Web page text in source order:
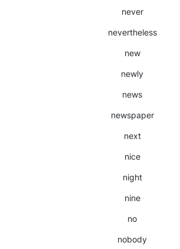
never
nevertheless
new
newly
news
newspaper
next
nice
night
nine
no
nobody